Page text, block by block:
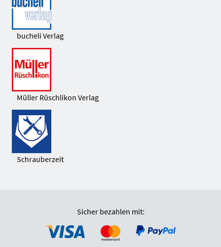
bucheli Verlag
Müller Rüschlikon Verlag
Schrauberzeit
Sicher bezahlen mit: